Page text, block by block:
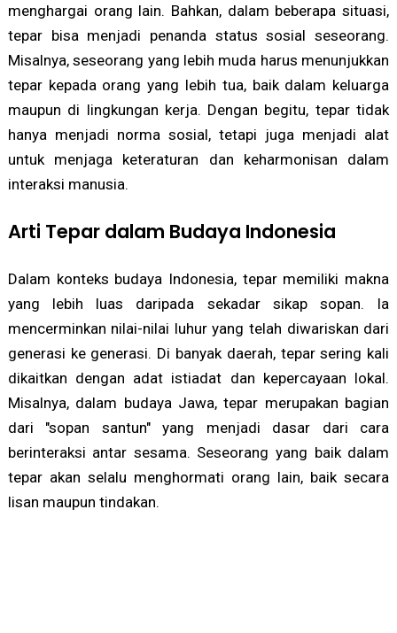
menghargai orang lain. Bahkan, dalam beberapa situasi,
tepar bisa menjadi penanda status sosial seseorang.
Misalnya, seseorang yang lebih muda harus menunjukkan
tepar kepada orang yang lebih tua, baik dalam keluarga
maupun di lingkungan kerja. Dengan begitu, tepar tidak
hanya menjadi norma sosial, tetapi juga menjadi alat
untuk menjaga keteraturan dan keharmonisan dalam
interaksi manusia.
Arti Tepar dalam Budaya Indonesia
Dalam konteks budaya Indonesia, tepar memiliki makna
yang lebih luas daripada sekadar sikap sopan. Ia
mencerminkan nilai-nilai luhur yang telah diwariskan dari
generasi ke generasi. Di banyak daerah, tepar sering kali
dikaitkan dengan adat istiadat dan kepercayaan lokal.
Misalnya, dalam budaya Jawa, tepar merupakan bagian
dari "sopan santun" yang menjadi dasar dari cara
berinteraksi antar sesama. Seseorang yang baik dalam
tepar akan selalu menghormati orang lain, baik secara
lisan maupun tindakan.